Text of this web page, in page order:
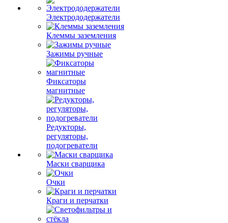
Электрододержатели
Клеммы заземления
Зажимы ручные
Фиксаторы
магнитные
Редукторы,
регуляторы,
подогреватели
Маски сварщика
Очки
Краги и перчатки